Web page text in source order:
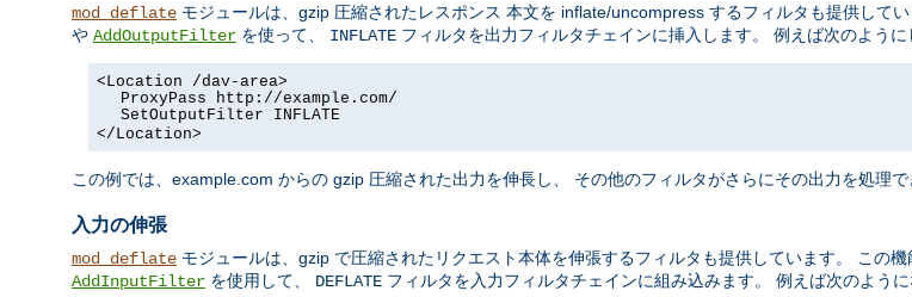
mod_deflate モジュールは、gzip 圧縮されたレスポンス 本文を inflate/uncompress するフィルタも提供してい
や AddOutputFilter を使って、 INFLATE フィルタを出力フィルタチェインに挿入します。 例えば次のように
<Location /dav-area>
ProxyPass http://example.com/
SetOutputFilter INFLATE
</Location>
この例では、example.com からの gzip 圧縮された出力を伸長し、 その他のフィルタがさらにその出力を処理で
入力の伸張
mod_deflate モジュールは、gzip で圧縮されたリクエスト本体を伸張するフィルタも提供しています。 この機
AddInputFilter を使用して、 DEFLATE フィルタを入力フィルタチェインに組み込みます。 例えば次のように